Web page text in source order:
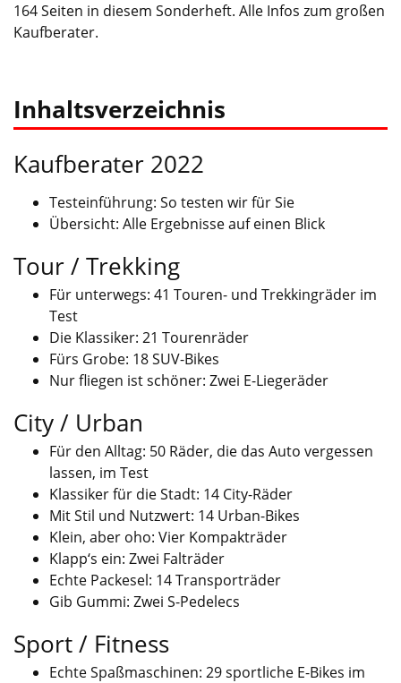
164 Seiten in diesem Sonderheft. Alle Infos zum großen
Kaufberater.
Inhaltsverzeichnis
Kaufberater 2022
Testeinführung: So testen wir für Sie
Übersicht: Alle Ergebnisse auf einen Blick
Tour / Trekking
Für unterwegs: 41 Touren- und Trekkingräder im
Test
Die Klassiker: 21 Tourenräder
Fürs Grobe: 18 SUV-Bikes
Nur fliegen ist schöner: Zwei E-Liegeräder
City / Urban
Für den Alltag: 50 Räder, die das Auto vergessen
lassen, im Test
Klassiker für die Stadt: 14 City-Räder
Mit Stil und Nutzwert: 14 Urban-Bikes
Klein, aber oho: Vier Kompakträder
Klapp‘s ein: Zwei Falträder
Echte Packesel: 14 Transporträder
Gib Gummi: Zwei S-Pedelecs
Sport / Fitness
Echte Spaßmaschinen: 29 sportliche E-Bikes im